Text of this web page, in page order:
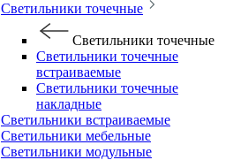
Светильники точечные
Светильники точечные
Светильники точечные
встраиваемые
Светильники точечные
накладные
Светильники встраиваемые
Светильники мебельные
Светильники модульные